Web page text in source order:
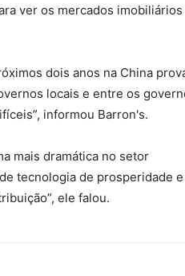
ver os mercados imobiliários
dois anos na China
locais e entre os
informou Barron's.
mais dramática no setor
tecnologia de prosperidade
ele falou.